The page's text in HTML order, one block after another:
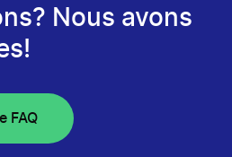
Nous avons
FAQ